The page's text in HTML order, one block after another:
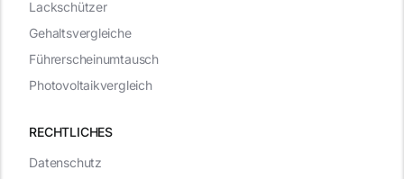
RECHTLICHES
Datenschutz
Lackschützer
Gehaltsvergleiche
Führerscheinumtausch
Photovoltaikvergleich